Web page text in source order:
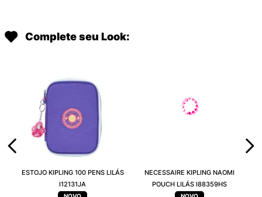
Complete seu Look:
ESTOJO KIPLING 100 PENS LILÁS
I12131JA
NECESSAIRE KIPLING NAOMI
POUCH LILÁS I88359HS